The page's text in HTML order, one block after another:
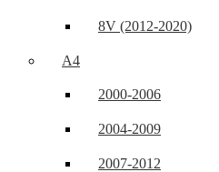
8V (2012-2020)
A4
2000-2006
2004-2009
2007-2012